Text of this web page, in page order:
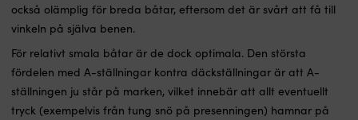
också olämplig för breda båtar, eftersom det är svårt att få till
vinkeln på själva benen.
För relativt smala båtar är de dock optimala. Den största
fördelen med A-ställningar kontra däckställningar är att A-
ställningen ju står på marken, vilket innebär att allt eventuellt
tryck (exempelvis från tung snö på presenningen) hamnar på